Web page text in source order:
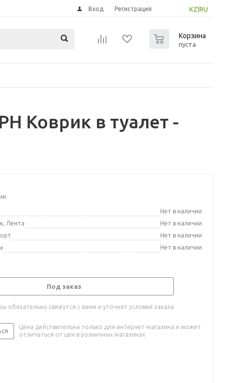
KZ RU
Вход Регистрация
Корзина
пуста
Коврик в туалет -
Нет в наличии
Лента
Нет в наличии
Нет в наличии
Нет в наличии
Под заказ
обязательно свяжутся с вами и уточнят условия заказа
Цена действительна только для интернет-магазина и может
отличаться от цен в розничных магазинах